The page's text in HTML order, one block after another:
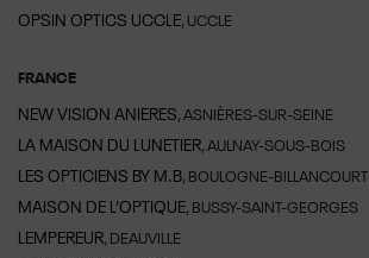
OPSIN OPTICS UCCLE, UCCLE
FRANCE
NEW VISION ANIERES, ASNIÈRES-SUR-SEINE
LA MAISON DU LUNETIER, AULNAY-SOUS-BOIS
LES OPTICIENS BY M.B, BOULOGNE-BILLANCOURT
MAISON DE L’OPTIQUE, BUSSY-SAINT-GEORGES
LEMPEREUR, DEAUVILLE